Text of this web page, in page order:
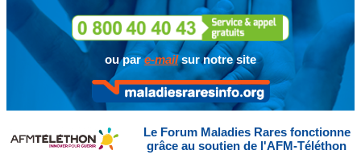
ou pare-mailsur notre site
Le Forum Maladies Rares fonctionne
grâce au soutien de l'AFM-Téléthon